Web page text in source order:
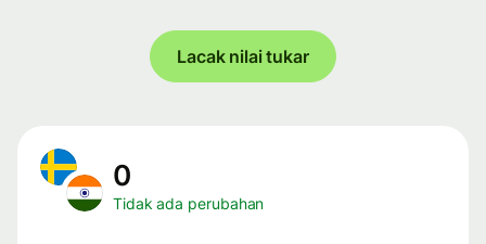
Lacak nilai tukar
0
Tidak ada perubahan